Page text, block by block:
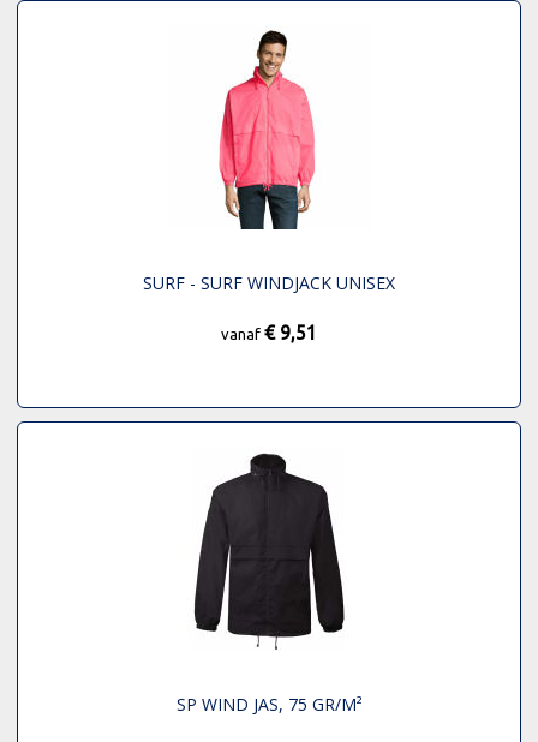
SURF - SURF WINDJACK UNISEX
vanaf € 9,51
SP WIND JAS, 75 GR/M²